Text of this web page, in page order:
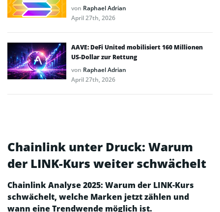
von Raphael Adrian
April 27th, 2026
AAVE: DeFi United mobilisiert 160 Millionen
US-Dollar zur Rettung
von Raphael Adrian
April 27th, 2026
Chainlink unter Druck: Warum
der LINK-Kurs weiter schwächelt
Chainlink Analyse 2025: Warum der LINK-Kurs
schwächelt, welche Marken jetzt zählen und
wann eine Trendwende möglich ist.